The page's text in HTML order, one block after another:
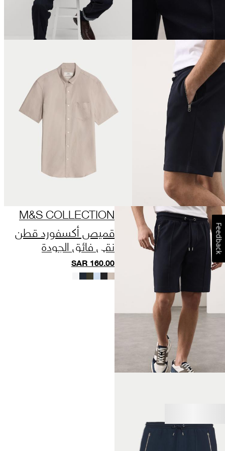
M&S COLLECTION
قميص أكسفورد قطن
نقي فائق الجودة
SAR 160.00
Feedback